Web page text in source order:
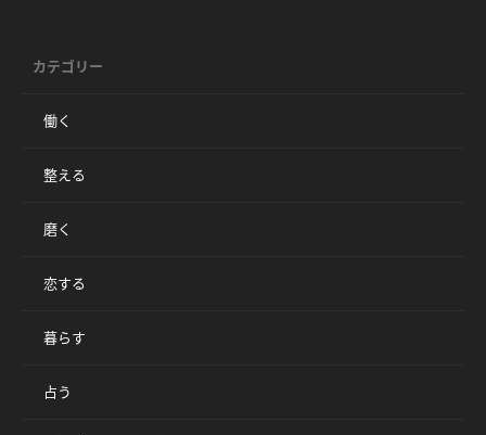
カテゴリー
働く
整える
磨く
恋する
暮らす
占う